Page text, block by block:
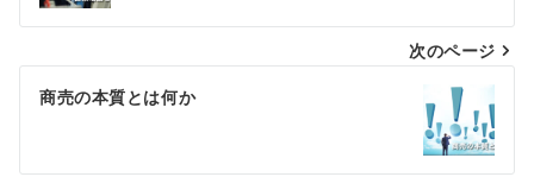
ナ
ビ
ゲ
シ
次のページ
商売の本質とは何か